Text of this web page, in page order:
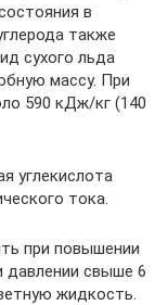
в
также
сухого льда
массу. При
590 кДж/кг (140
углекислота
тока.
при повышении
давлении свыше 6
жидкость.